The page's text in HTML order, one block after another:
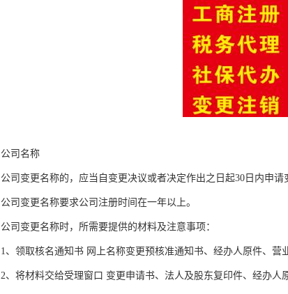
公司名称
公司变更名称的，应当自变更决议或者决定作出之日起30日内申请
公司变更名称要求公司注册时间在一年以上。
公司变更名称时，所需要提供的材料及注意事项：
1、领取核名通知书 网上名称变更预核准通知书、经办人原件、营
2、将材料交给受理窗口 变更申请书、法人及股东复印件、经办人